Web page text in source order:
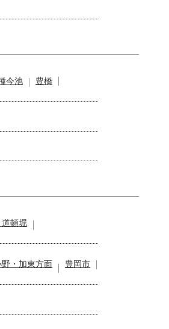
今池
豊橋
頓堀
・加東方面
豊岡市